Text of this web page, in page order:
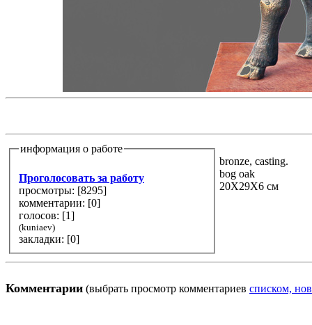
информация о работе
Проголосовать за работу
просмотры: [8295]
комментарии: [0]
голосов: [1]
(kuniaev)
закладки: [0]
bronze, casting.
bog oak
20Х29Х6 см
Комментарии (выбрать просмотр комментариев списком,